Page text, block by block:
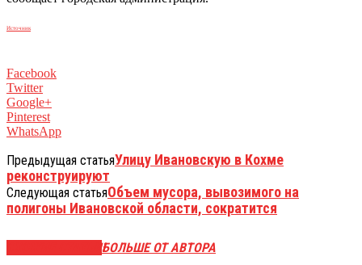
Источник
Facebook
Twitter
Google+
Pinterest
WhatsApp
Предыдущая статьяУлицу Ивановскую в Кохме
реконструируют
Следующая статьяОбъем мусора, вывозимого на
полигоны Ивановской области, сократится
БОЛЬШЕ ОТ АВТОРА